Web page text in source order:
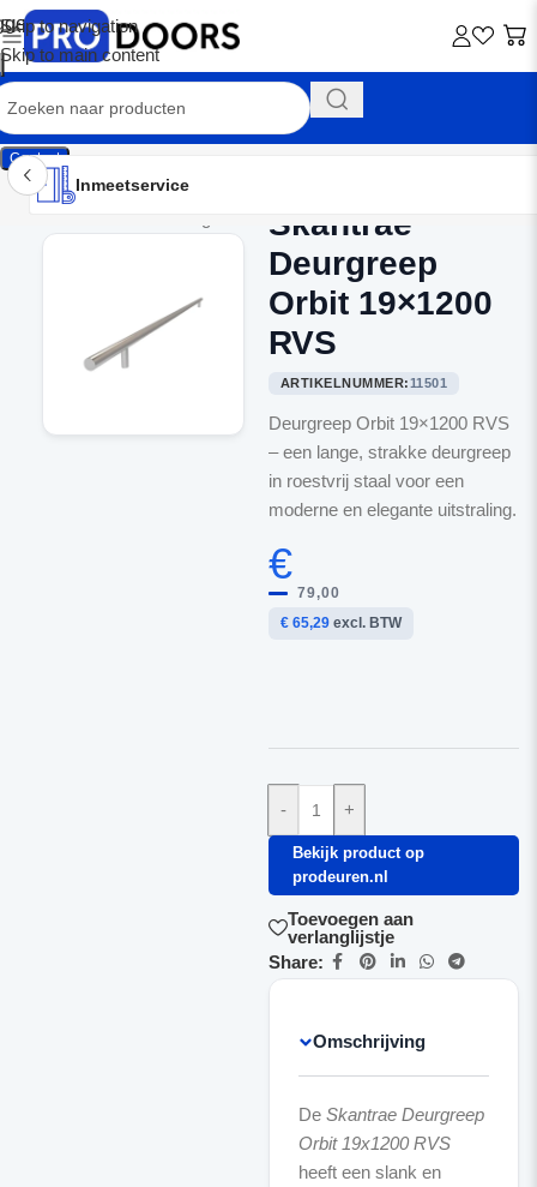
Skip to navigation
Skip to main content
Contact
Inmeetservice
Montageservice
Advies op maat
Showroom
Inmeetservice
Skantrae
Deurgreep
Orbit 19×1200
RVS
ARTIKELNUMMER:11501
Deurgreep Orbit 19×1200 RVS
– een lange, strakke deurgreep
in roestvrij staal voor een
moderne en elegante uitstraling.
€
79,00
€ 65,29excl. BTW
- +
Bekijk product op
prodeuren.nl
Toevoegen aan
verlanglijstje
Share:
Omschrijving
De Skantrae Deurgreep
Orbit 19x1200 RVS
heeft een slank en